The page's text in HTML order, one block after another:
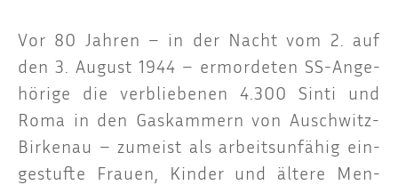
Vor 80 Jah­ren – in der Nacht vom 2. auf
den 3. August 1944 – ermor­de­ten SS-Ange­
hö­ri­ge die ver­blie­be­nen 4.300 Sin­ti und
Roma in den Gas­kam­mern von Ausch­witz-
Bir­ken­au – zumeist als arbeits­un­fä­hig ein­
ge­stuf­te Frau­en, Kin­der und älte­re Men­